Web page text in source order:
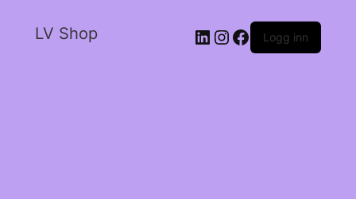
LV Shop Logg inn